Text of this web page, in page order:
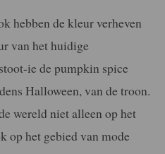
hebben de kleur verheven
van het huidige
ie de pumpkin spice
Halloween, van de troon.
wereld niet alleen op het
op het gebied van mode